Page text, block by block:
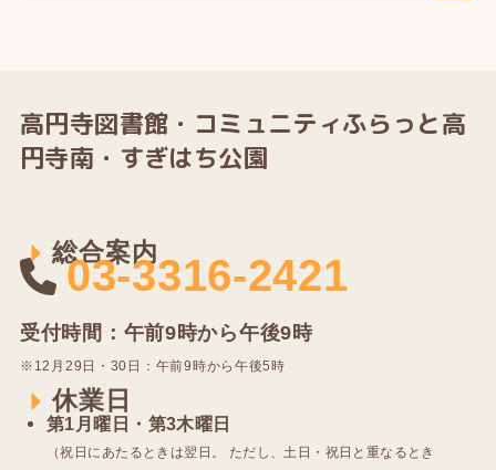
高円寺図書館・ コミュニティふらっと高
円寺南・すぎはち公園
総合案内
03-3316-2421
受付時間：午前9時から午後9時
※12⽉29⽇・30⽇：午前9時から午後5時
休業日
第1⽉曜⽇・第3⽊曜⽇
（祝⽇にあたるときは翌⽇。 ただし、⼟⽇・祝⽇と重なるとき